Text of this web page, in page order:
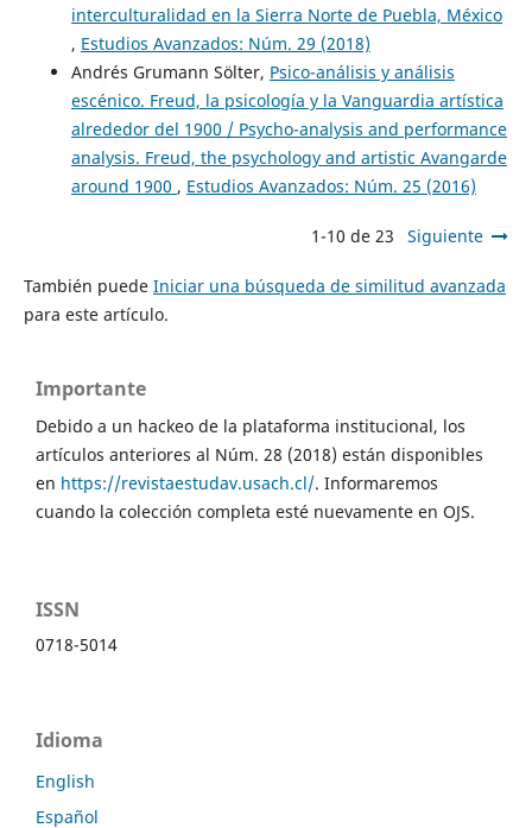
interculturalidad en la Sierra Norte de Puebla, México
, Estudios Avanzados: Núm. 29 (2018)
Andrés Grumann Sölter, Psico-análisis y análisis
escénico. Freud, la psicología y la Vanguardia artística
alrededor del 1900 / Psycho-analysis and performance
analysis. Freud, the psychology and artistic Avangarde
around 1900 , Estudios Avanzados: Núm. 25 (2016)
1-10 de 23 Siguiente
También puede Iniciar una búsqueda de similitud avanzada
para este artículo.
Importante
Debido a un hackeo de la plataforma institucional, los
artículos anteriores al Núm. 28 (2018) están disponibles
en https://revistaestudav.usach.cl/. Informaremos
cuando la colección completa esté nuevamente en OJS.
ISSN
0718-5014
Idioma
English
Español